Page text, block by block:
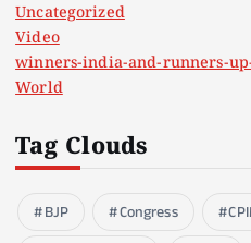
Uncategorized
Video
winners-india-and-runners-
World
Tag Clouds
BJP Congress